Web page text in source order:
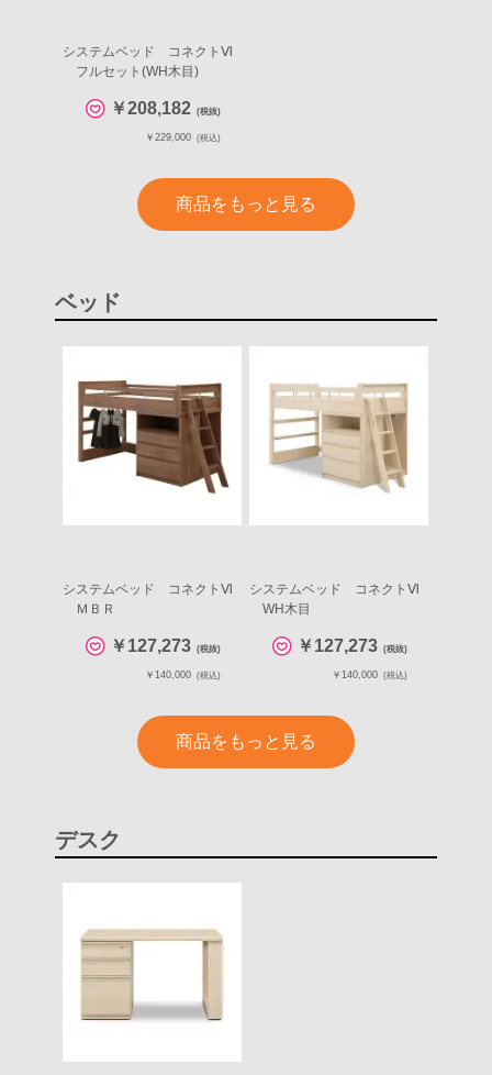
システムベッド コネクトⅥ
フルセット(WH木目)
￥208,182 (税抜)
￥229,000 (税込)
商品をもっと見る
ベッド
システムベッド コネクトⅥ
ＭＢＲ
￥127,273 (税抜)
￥140,000 (税込)
システムベッド コネクトⅥ
WH木目
￥127,273 (税抜)
￥140,000 (税込)
商品をもっと見る
デスク